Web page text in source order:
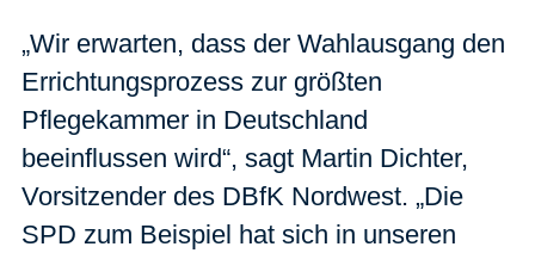
„Wir erwarten, dass der Wahlausgang den
Errichtungsprozess zur größten
Pflegekammer in Deutschland
beeinflussen wird“, sagt Martin Dichter,
Vorsitzender des DBfK Nordwest. „Die
SPD zum Beispiel hat sich in unseren